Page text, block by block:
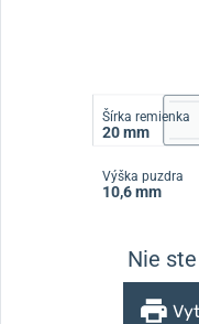
Šírka remienka
20 mm
Výška puzdra
10,6 mm
Nie